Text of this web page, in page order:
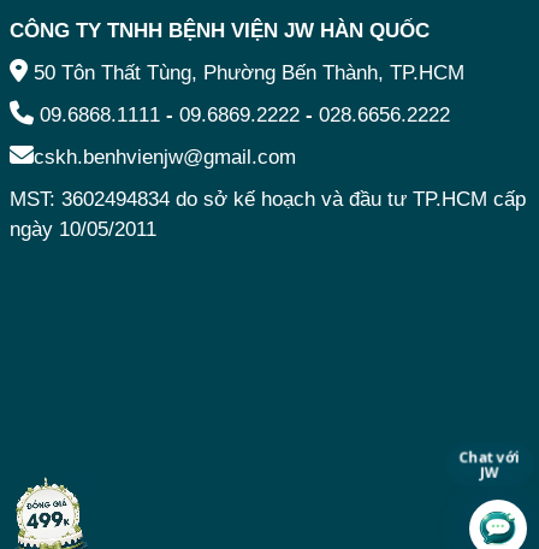
Chat với
JW
CÔNG TY TNHH BỆNH VIỆN JW HÀN QUỐC
50 Tôn Thất Tùng, Phường Bến Thành, TP.HCM
09.6868.1111 - 09.6869.2222 - 028.6656.2222
cskh.benhvienjw@gmail.com
MST: 3602494834 do sở kế hoạch và đầu tư TP.HCM cấp
ngày 10/05/2011